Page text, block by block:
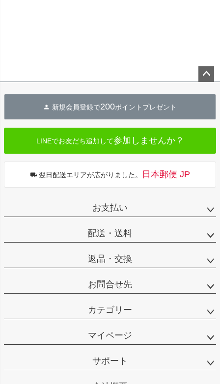
へ
新規会員登録で200ポイントプレゼント
LINEでお友だち追加して参加しませんか？
翌日配送エリアが広がりました。 日本郵便 JP
お支払い
配送・送料
返品・交換
お問合せ先
カテゴリー
マイページ
サポート